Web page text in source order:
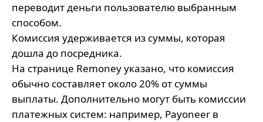
переводит деньги пользователю выбранным
способом.
Комиссия удерживается из суммы, которая
дошла до посредника.
На странице Remoney указано, что комиссия
обычно составляет около 20% от суммы
выплаты. Дополнительно могут быть комиссии
платежных систем: например, Payoneer в